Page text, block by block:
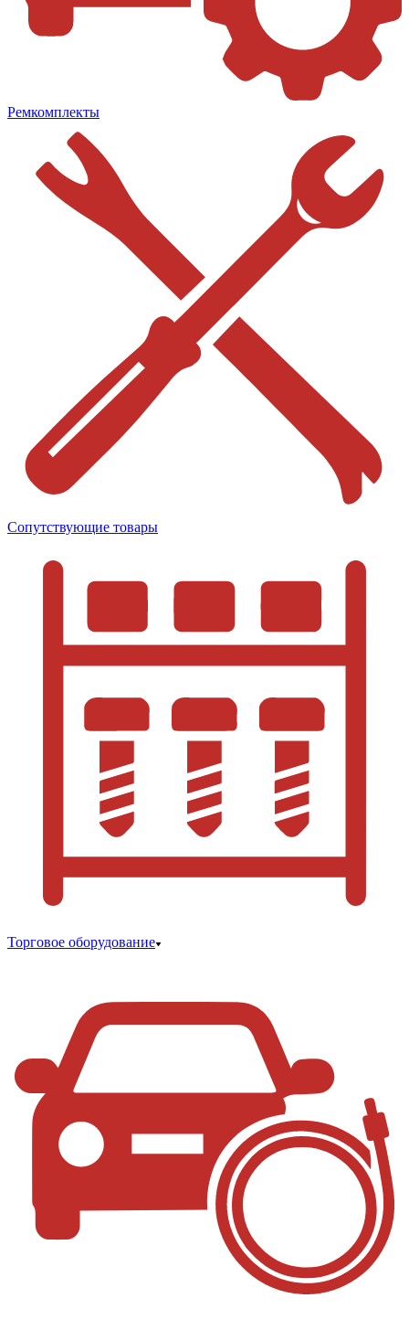
Ремкомплекты
Сопутствующие товары
Торговое оборудование